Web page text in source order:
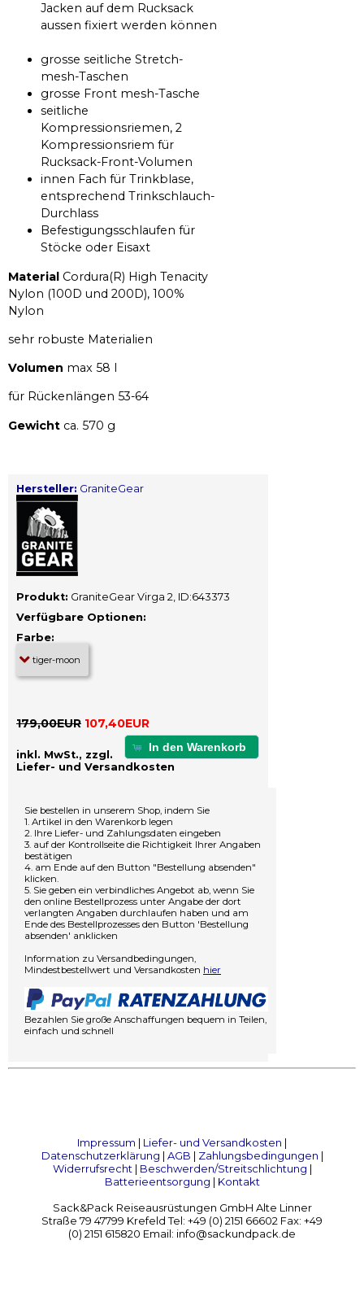
Jacken auf dem Rucksack
aussen fixiert werden können
grosse seitliche Stretch-
mesh-Taschen
grosse Front mesh-Tasche
seitliche
Kompressionsriemen, 2
Kompressionsriem für
Rucksack-Front-Volumen
innen Fach für Trinkblase,
entsprechend Trinkschlauch-
Durchlass
Befestigungsschlaufen für
Stöcke oder Eisaxt
Material Cordura(R) High Tenacity
Nylon (100D und 200D), 100%
Nylon
sehr robuste Materialien
Volumen max 58 l
für Rückenlängen 53-64
Gewicht ca. 570 g
Hersteller: GraniteGear
Produkt: GraniteGear Virga 2, ID:643373
Verfügbare Optionen:
Farbe:
179,00EUR 107,40EUR
In den Warenkorb
inkl. MwSt., zzgl.
Liefer- und Versandkosten
Sie bestellen in unserem Shop, indem Sie
1. Artikel in den Warenkorb legen
2. Ihre Liefer- und Zahlungsdaten eingeben
3. auf der Kontrollseite die Richtigkeit Ihrer Angaben
bestätigen
4. am Ende auf den Button "Bestellung absenden"
klicken.
5. Sie geben ein verbindliches Angebot ab, wenn Sie
den online Bestellprozess unter Angabe der dort
verlangten Angaben durchlaufen haben und am
Ende des Bestellprozesses den Button 'Bestellung
absenden' anklicken
Information zu Versandbedingungen,
Mindestbestellwert und Versandkosten hier
Bezahlen Sie große Anschaffungen bequem in Teilen,
einfach und schnell
Impressum | Liefer- und Versandkosten |
Datenschutzerklärung | AGB | Zahlungsbedingungen |
Widerrufsrecht| Beschwerden/Streitschlichtung |
Batterieentsorgung | Kontakt
Sack&Pack Reiseausrüstungen GmbH Alte Linner
Straße 79 47799 Krefeld Tel: +49 (0) 2151 66602 Fax: +49
(0) 2151 615820 Email: info@sackundpack.de